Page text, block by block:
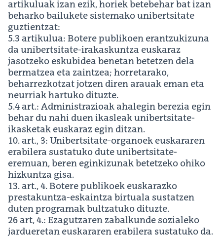
artikuluak izan ezik, horiek betebehar bat izan
beharko bailukete sistemako unibertsitate
guztientzat:
5.3 artikulua: Botere publikoen erantzukizuna
da unibertsitate-irakaskuntza euskaraz
jasotzeko eskubidea benetan betetzen dela
bermatzea eta zaintzea; horretarako,
beharrezkotzat jotzen diren arauak eman eta
neurriak hartuko dituzte.
5.4 art.: Administrazioak ahalegin berezia egin
behar du nahi duen ikasleak unibertsitate-
ikasketak euskaraz egin ditzan.
10. art., 3: Unibertsitate-organoek euskararen
erabilera sustatuko dute unibertsitate-
eremuan, beren eginkizunak betetzeko ohiko
hizkuntza gisa.
13. art., 4. Botere publikoek euskarazko
prestakuntza-eskaintza birtuala sustatzen
duten programak bultzatuko dituzte.
26 art, 4.: Ezagutzaren zabalkunde sozialeko
jardueretan euskararen erabilera sustatuko da.